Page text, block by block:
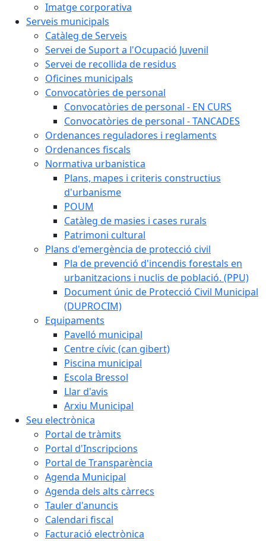
Imatge corporativa
Serveis municipals
Catàleg de Serveis
Servei de Suport a l'Ocupació Juvenil
Servei de recollida de residus
Oficines municipals
Convocatòries de personal
Convocatòries de personal - EN CURS
Convocatòries de personal - TANCADES
Ordenances reguladores i reglaments
Ordenances fiscals
Normativa urbanistica
Plans, mapes i criteris constructius
d'urbanisme
POUM
Catàleg de masies i cases rurals
Patrimoni cultural
Plans d'emergència de protecció civil
Pla de prevenció d'incendis forestals en
urbanitzacions i nuclis de població. (PPU)
Document únic de Protecció Civil Municipal
(DUPROCIM)
Equipaments
Pavelló municipal
Centre cívic (can gibert)
Piscina municipal
Escola Bressol
Llar d'avis
Arxiu Municipal
Seu electrònica
Portal de tràmits
Portal d'Inscripcions
Portal de Transparència
Agenda Municipal
Agenda dels alts càrrecs
Tauler d'anuncis
Calendari fiscal
Facturació electrònica